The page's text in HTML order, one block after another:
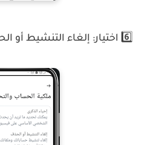
6️⃣ اختيار: إلغاء التنشيط أو الحذف